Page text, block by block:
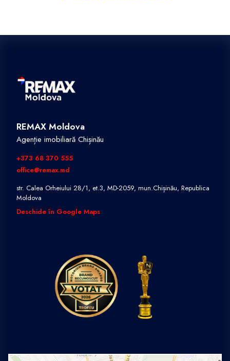
REMAX Moldova
Agenție imobiliară Chișinău
+373 68 370 555
office@remax.md
str. Calea Orheiului 28/1, et.3, MD-2059, mun.Chișinău, Republica
Moldova
Deschide în Google Maps